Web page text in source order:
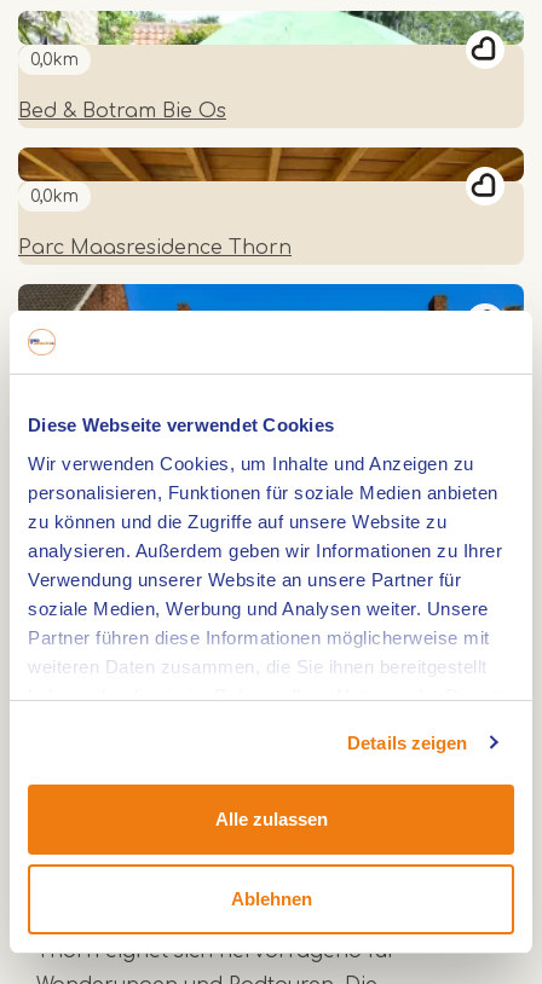
Diese Webseite verwendet Cookies
Wir verwenden Cookies, um Inhalte und Anzeigen zu
personalisieren, Funktionen für soziale Medien anbieten
zu können und die Zugriffe auf unsere Website zu
analysieren. Außerdem geben wir Informationen zu Ihrer
Verwendung unserer Website an unsere Partner für
soziale Medien, Werbung und Analysen weiter. Unsere
Partner führen diese Informationen möglicherweise mit
weiteren Daten zusammen, die Sie ihnen bereitgestellt
haben oder die sie im Rahmen Ihrer Nutzung der Dienste
Details zeigen
Alle zulassen
Ablehnen
0,0km
Bed & Botram Bie Os
0,0km
Parc Maasresidence Thorn
0,0km
0,0km
B&B 't Kapelhuis
Hotels und Pensionen in Thorn
Thorn, auch bekannt als die weiße Stadt, ist
Gemeinde Maasgouw. Den Spitznamen "die
weiße Stadt" verdankt Thorn den
charakteristischen weiß gestrichenen
Fassaden der historischen Gebäude, die die
Thorn eignet sich hervorragend für